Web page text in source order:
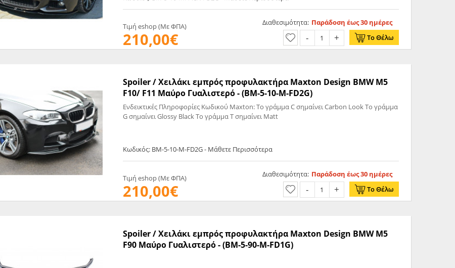
Τιμή eshop (Με ΦΠΑ)
210,00€
Διαθεσιμότητα: Παράδοση έως 30 ημέρες
Το Θέλω
Spoiler / Χειλάκι εμπρός προφυλακτήρα Maxton Design BMW M5
F10/ F11 Μαύρο Γυαλιστερό - (BM-5-10-M-FD2G)
Ενδεικτικές Πληροφορίες Κωδικού Maxton: Το γράμμα C σημαίνει Carbon Look Το γράμμα
G σημαίνει Glossy Black Το γράμμα T σημαίνει Matt
Κωδικός: BM-5-10-M-FD2G - Μάθετε Περισσότερα
Τιμή eshop (Με ΦΠΑ)
210,00€
Διαθεσιμότητα: Παράδοση έως 30 ημέρες
Το Θέλω
Spoiler / Χειλάκι εμπρός προφυλακτήρα Maxton Design BMW M5
F90 Μαύρο Γυαλιστερό - (BM-5-90-M-FD1G)